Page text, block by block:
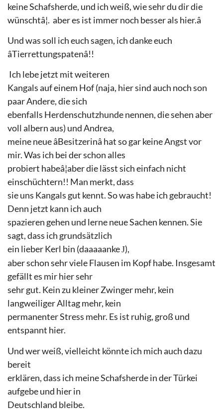
keine Schafsherde, und ich weiß, wie sehr du dir die
wünschtâ¦. aber es ist immer noch besser als hier.â
Und was soll ich euch sagen, ich danke euch
âTierrettungspatenâ!!
Ich lebe jetzt mit weiteren
Kangals auf einem Hof (naja, hier sind auch noch son
paar Andere, die sich
ebenfalls Herdenschutzhunde nennen, die sehen aber
voll albern aus) und Andrea,
meine neue âBesitzerinâ hat so gar keine Angst vor
mir. Was ich bei der schon alles
probiert habeâ¦aber die lässt sich einfach nicht
einschüchtern!! Man merkt, dass
sie uns Kangals gut kennt. So was habe ich gebraucht!
Denn jetzt kann ich auch
spazieren gehen und lerne neue Sachen kennen. Sie
sagt, dass ich grundsätzlich
ein lieber Kerl bin (daaaaankeJ),
aber schon sehr viele Flausen im Kopf habe. Insgesamt
gefällt es mir hier sehr
sehr gut. Kein zu kleiner Zwinger mehr, kein
langweiliger Alltag mehr, kein
permanenter Stress mehr. Es ist ruhig, groß und
entspannt hier.
Und wer weiß, vielleicht könnte ich mich auch dazu
bereit
erklären, dass ich meine Schafsherde in der Türkei
aufgebe und hier in
Deutschland bleibe.